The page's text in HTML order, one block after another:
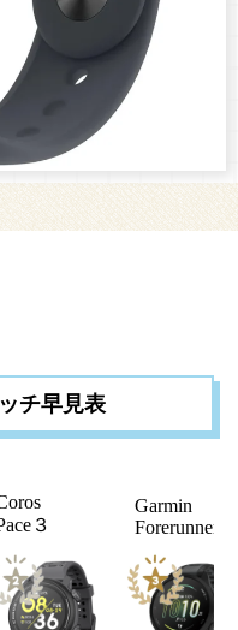
チ早見表
３
Garmin
Forerunner